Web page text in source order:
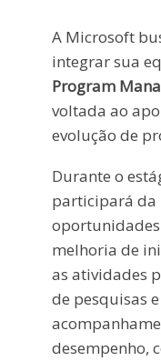
A Microsoft
integrar sua
Program
voltada ao
evolução de
Durante o
participará da
melhoria de
as atividades
de pesquisas
desempenho,